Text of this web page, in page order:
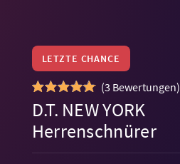
LETZTE CHANCE
(3 Bewertungen)
D.T. NEW YORK
Herrenschnürer